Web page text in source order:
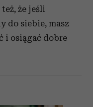
że jeśli
do siebie, masz
i osiągać dobre